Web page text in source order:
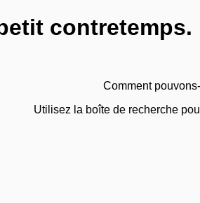
contretemps.
Comment
Utilisez la boîte de recherche